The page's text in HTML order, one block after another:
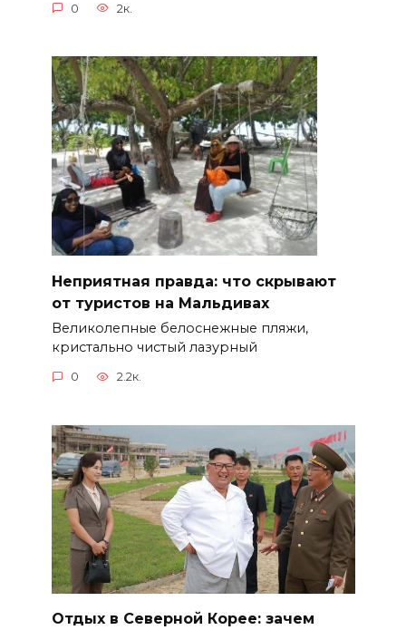
0 2к.
Неприятная правда: что скрывают
от туристов на Мальдивах
Великолепные белоснежные пляжи,
кристально чистый лазурный
0 2.2к.
Отдых в Северной Корее: зачем